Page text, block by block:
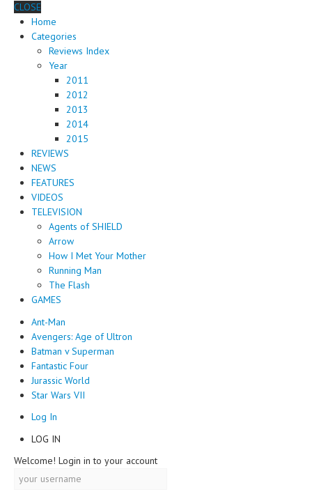
CLOSE
Home
Categories
Reviews Index
Year
2011
2012
2013
2014
2015
REVIEWS
NEWS
FEATURES
VIDEOS
TELEVISION
Agents of SHIELD
Arrow
How I Met Your Mother
Running Man
The Flash
GAMES
Ant-Man
Avengers: Age of Ultron
Batman v Superman
Fantastic Four
Jurassic World
Star Wars VII
Log In
LOG IN
Welcome! Login in to your account